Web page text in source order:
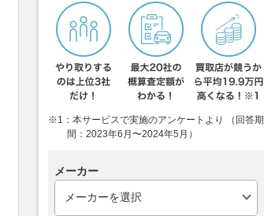
※1：本サービスで実施のアンケートより （回答期
間：2023年6月〜2024年5月）
メーカー